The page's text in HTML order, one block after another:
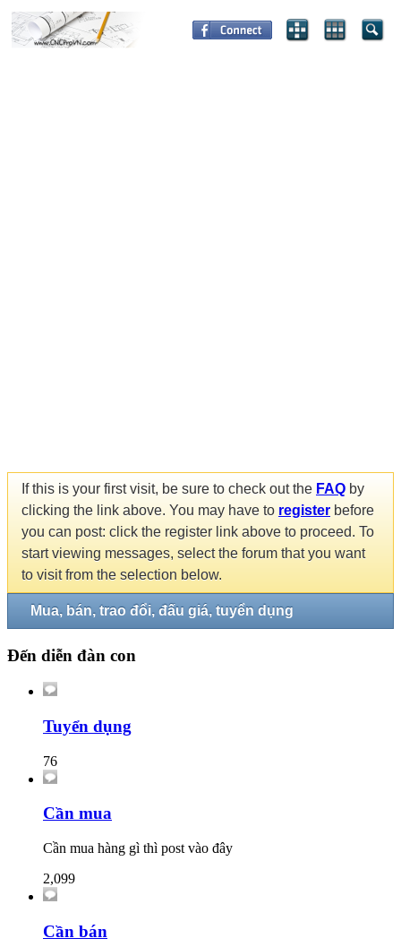
If this is your first visit, be sure to check out the FAQ by
clicking the link above. You may have to register before
you can post: click the register link above to proceed. To
start viewing messages, select the forum that you want
to visit from the selection below.
Mua, bán, trao đổi, đấu giá, tuyển dụng
Đến diễn đàn con
Tuyển dụng
76
Cần mua
Cần mua hàng gì thì post vào đây
2,099
Cần bán